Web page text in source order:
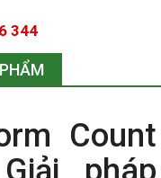
344
Count